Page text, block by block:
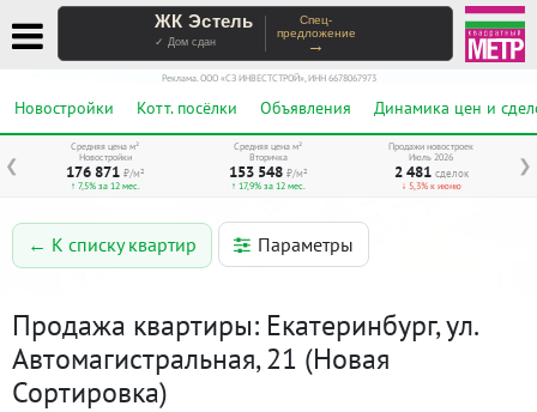
ЖК Эстель
✓ Дом сдан
Спец-
предложение
→
Реклама. ООО «СЗ ИНВЕСТСТРОЙ», ИНН 6678067973
Новостройки Котт. посёлки Объявления Динамика цен и
❮ ❯
Средняя цена м²
Новостройки
176 871 ₽/м²
↑ 7,5% за 12 мес.
Средняя цена м²
Вторичка
153 548 ₽/м²
↑ 17,9% за 12 мес.
Продажи новостроек
Июль 2026
2 481 сделок
↓ 5,3% к июню
← К списку квартир Параметры
Продажа квартиры: Екатеринбург, ул.
Автомагистральная, 21 (Новая
Сортировка)